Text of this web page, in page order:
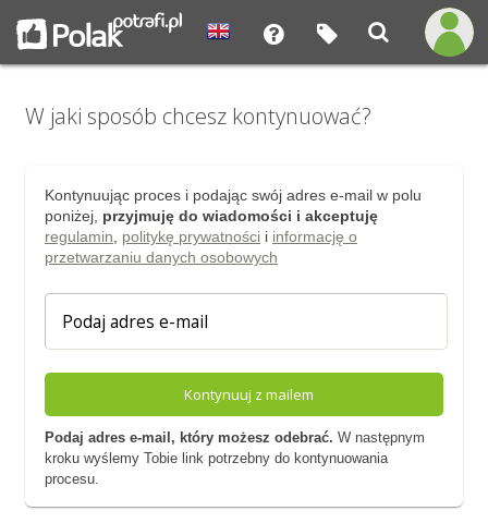
W jaki sposób chcesz kontynuować?
Kontynuując proces i podając swój adres e-mail w polu
poniżej, przyjmuję do wiadomości i akceptuję
regulamin
politykę prywatnościi informację o
przetwarzaniu danych osobowych
Kontynuuj z mailem
Podaj adres e-mail, który możesz odebrać. W następnym
kroku wyślemy Tobie link potrzebny do kontynuowania
procesu.